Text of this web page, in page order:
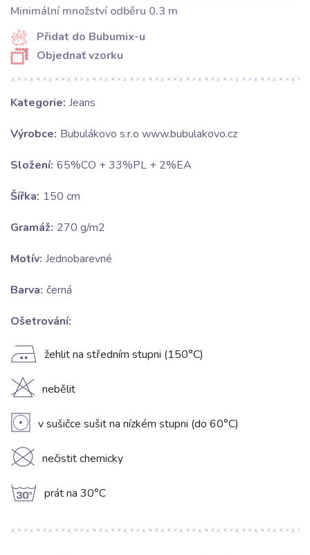
Minimální množství odběru 0.3 m
Přidat do Bubumix-u
Objednať vzorku
Kategorie: Jeans
Výrobce: Bubulákovo s.r.o www.bubulakovo.cz
Složení: 65%CO + 33%PL + 2%EA
Šířka: 150 cm
Gramáž: 270 g/m2
Motív: Jednobarevné
Barva: černá
Ošetrování:
E žehlit na středním stupni (150°C)
H nebělit
V v sušičce sušit na nízkém stupni (do 60°C)
K nečistit chemicky
g prát na 30°C